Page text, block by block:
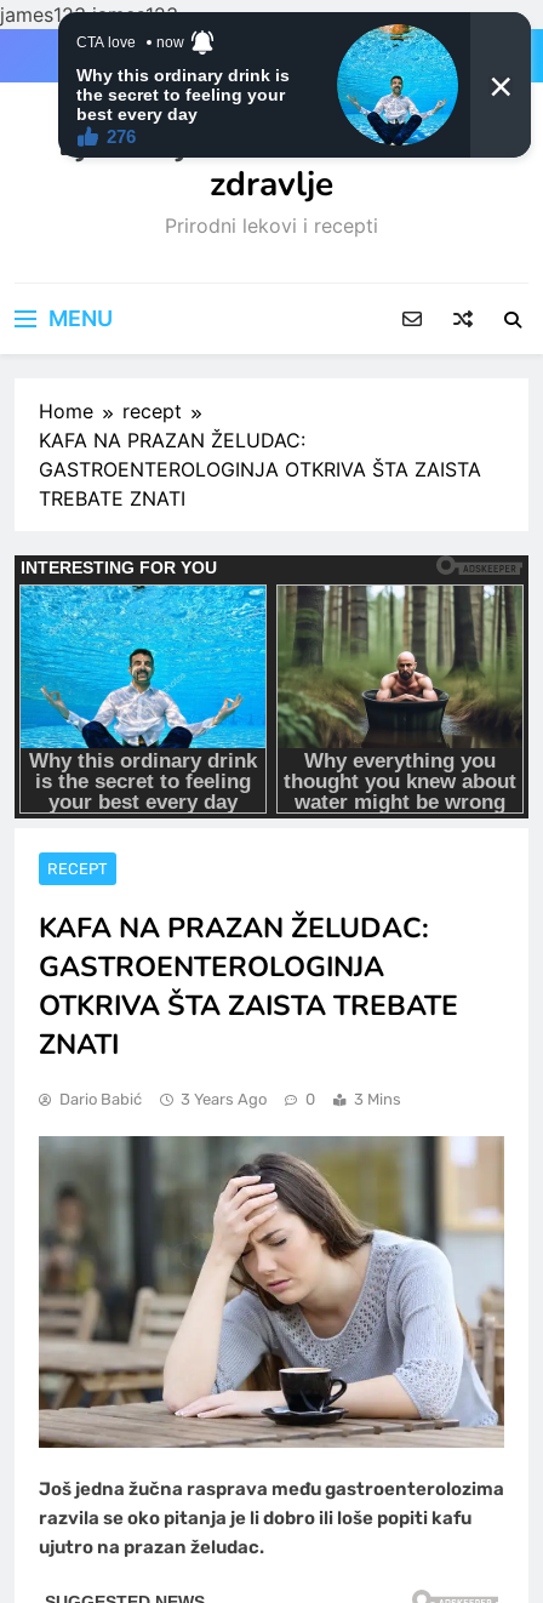
james123james123
Ljubitelji mačaka i Prirodno
zdravlje
Prirodni lekovi i recepti
MENU
Home
recept
KAFA NA PRAZAN ŽELUDAC:
GASTROENTEROLOGINJA OTKRIVA ŠTA ZAISTA
TREBATE ZNATI
RECEPT
KAFA NA PRAZAN ŽELUDAC:
GASTROENTEROLOGINJA
OTKRIVA ŠTA ZAISTA TREBATE
ZNATI
Dario Babić 3 Years Ago 0 3 Mins
Još jedna žučna rasprava među gastroenterolozima
razvila se oko pitanja je li dobro ili loše popiti kafu
ujutro na prazan želudac.